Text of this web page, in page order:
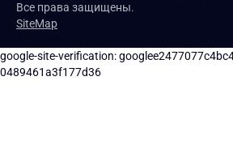
Все права защищены.
SiteMap
google-site-verification:
0489461a3f177d36